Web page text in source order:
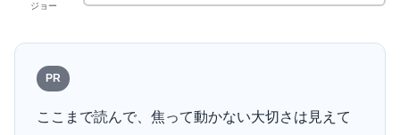
ジョー
PR
ここまで読んで、焦って動かない大切さは見えて